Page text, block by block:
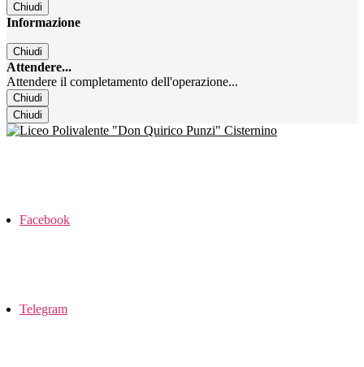
Chiudi
Informazione
Chiudi
Attendere...
Attendere il completamento dell'operazione...
Chiudi
Chiudi
Facebook
Telegram